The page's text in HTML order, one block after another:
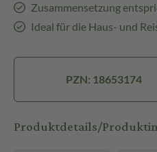
Zusammensetzung
Ideal für die Haus- und
PZN: 18653174
Produktdetails/